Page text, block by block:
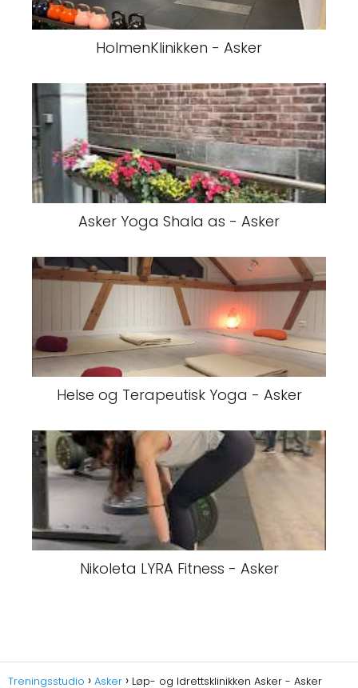
HolmenKlinikken - Asker
Asker Yoga Shala as - Asker
Helse og Terapeutisk Yoga - Asker
Nikoleta LYRA Fitness - Asker
Treningsstudio Asker Løp- og Idrettsklinikken Asker - Asker